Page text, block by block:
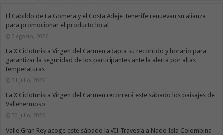
El Cabildo de La Gomera y el Costa Adeje Tenerife renuevan su alianza
para promocionar el producto local
3 agosto, 2026
La X Cicloturista Virgen del Carmen adapta su recorrido y horario para
garantizar la seguridad de los participantes ante la alerta por altas
temperaturas
31 julio, 2026
La X Cicloturista Virgen del Carmen recorrerá este sábado los paisajes de
Vallehermoso
30 julio, 2026
Valle Gran Rey acoge este sábado la VII Travesía a Nado Isla Colombina